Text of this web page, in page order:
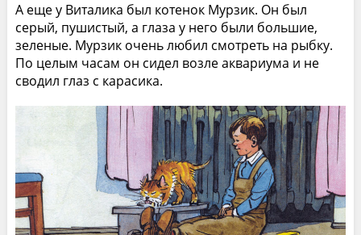
А еще у Виталика был котенок Мурзик. Он был
серый, пушистый, а глаза у него были большие,
зеленые. Мурзик очень любил смотреть на рыбку.
По целым часам он сидел возле аквариума и не
сводил глаз с карасика.